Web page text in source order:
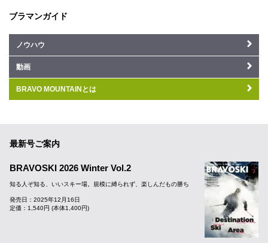
ブラマンガイド
ノウハウ
動画
BRAVO MOUNTAINとは
最新号ご案内
BRAVOSKI 2026 Winter Vol.2
知る人ぞ知る、いいスキー場。規模に縛られず、楽しんだもの勝ち
発売日：2025年12月16日
定価：1,540円 (本体1,400円)